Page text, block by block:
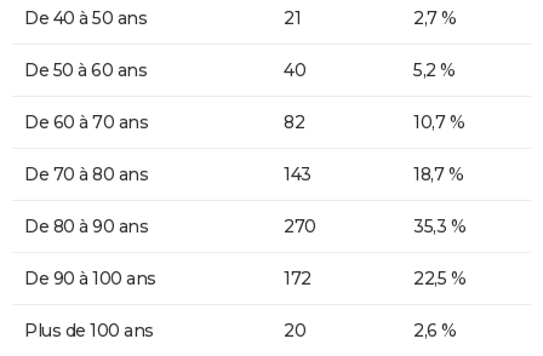
De 40 à 50 ans 21 2,7 %
De 50 à 60 ans 40 5,2 %
De 60 à 70 ans 82 10,7 %
De 70 à 80 ans 143 18,7 %
De 80 à 90 ans 270 35,3 %
De 90 à 100 ans 172 22,5 %
Plus de 100 ans 20 2,6 %